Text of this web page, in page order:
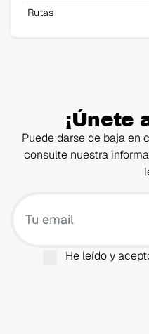
Rutas
¡Únete
Puede darse de baja en
consulte nuestra
He leído y